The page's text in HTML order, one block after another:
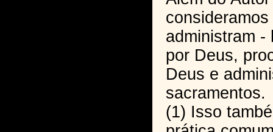
administram -
por Deus,
Deus e
sacramentos.
(1) Isso